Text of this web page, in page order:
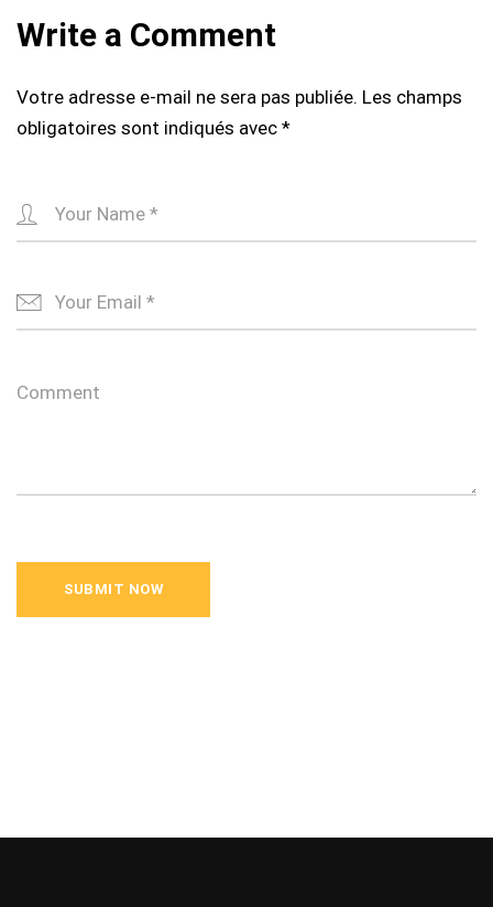
Write a Comment
Votre adresse e-mail ne sera pas publiée. Les champs
obligatoires sont indiqués avec *